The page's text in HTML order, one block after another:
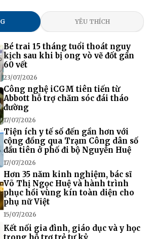
YÊU THÍCH
Bé trai 15 tháng tuổi thoát nguy
kịch sau khi bị ong vò vẽ đốt gần
60 vết
23/07/2026
Công nghệ iCGM tiên tiến từ
Abbott hỗ trợ chăm sóc đái tháo
đường
17/07/2026
Tiện ích y tế số đến gần hơn với
cộng đồng qua Trạm Công dân số
đầu tiên ở phố đi bộ Nguyễn Huệ
17/07/2026
Hơn 35 năm kinh nghiệm, bác sĩ
Võ Thị Ngọc Huệ và hành trình
phục hồi vùng kín toàn diện cho
phụ nữ Việt
15/07/2026
Kết nối gia đình, giáo dục và y học